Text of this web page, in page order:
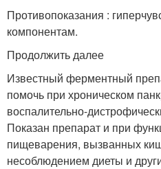
Противопоказания :
компонентам.
Продолжить далее
Известный ферментный
помочь при хроническом
воспалительно-
Показан препарат и при
пищеварения, вызванных
несоблюдением диеты и